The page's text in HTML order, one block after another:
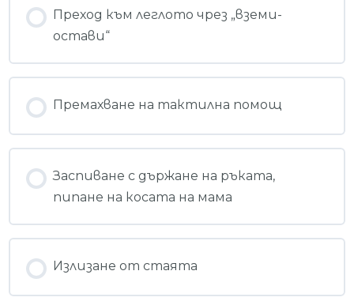
Преход към леглото чрез „вземи-
остави“
Премахване на тактилна помощ
Заспиване с държане на ръката,
пипане на косата на мама
Излизане от стаята